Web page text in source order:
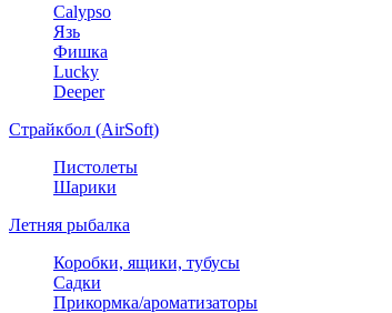
Calypso
Язь
Фишка
Lucky
Deeper
Страйкбол (AirSoft)
Пистолеты
Шарики
Летняя рыбалка
Коробки, ящики, тубусы
Садки
Прикормка/ароматизаторы